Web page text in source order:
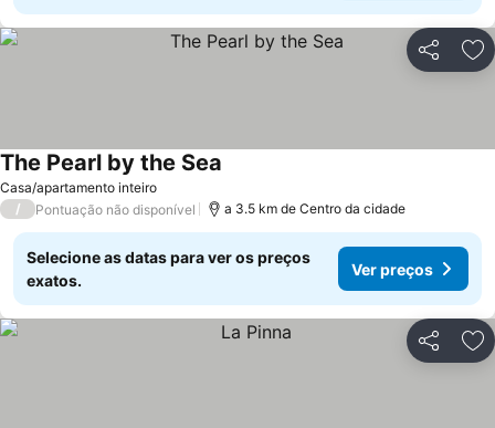
Partilhar
Casa/apartamento inteiro
The Pearl by the Sea
/ Pontuação não disponível a 3.5 km de Centro da cidade
Selecione as datas para ver os preços
exatos.
Ver preços
Partilhar